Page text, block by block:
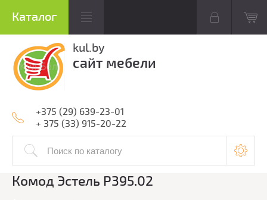
kul.by
сайт мебели
+375 (29) 639-23-01
+ 375 (33) 915-20-22
Комод Эстель Р395.02